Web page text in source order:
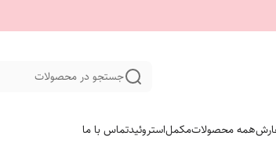
جستجو در محصولات
همه محصولاتمکملاستروئیدتماس با ما